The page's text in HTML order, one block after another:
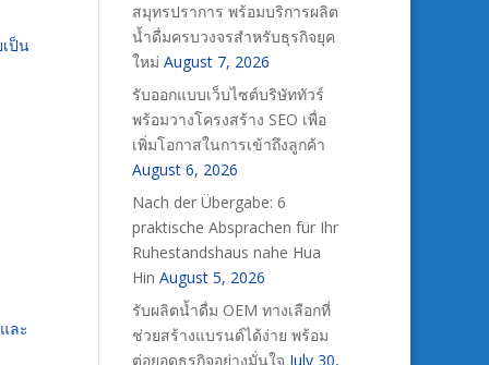
ป็น
ละ
สมุทรปราการ พร้อมบริการผลิต
น้ำดื่มครบวงจรสำหรับธุรกิจยุค
ใหม่ August 7, 2026
รับออกแบบเว็บไซต์บริษัททัวร์
พร้อมวางโครงสร้าง SEO เพื่อ
เพิ่มโอกาสในการเข้าถึงลูกค้า
August 6, 2026
Nach der Übergabe: 6
praktische Absprachen für Ihr
Ruhestandshaus nahe Hua
Hin August 5, 2026
รับผลิตน้ำดื่ม OEM ทางเลือกที่
ช่วยสร้างแบรนด์ได้ง่าย พร้อม
ต่อยอดธุรกิจอย่างมั่นใจ July 30,